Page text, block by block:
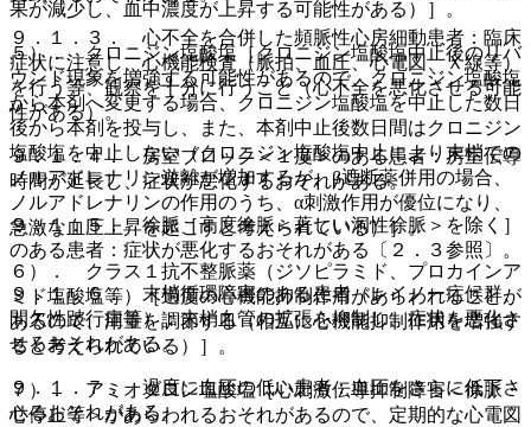
果が減少し、血中濃度が上昇する可能性がある）］。
５）． クロニジン塩酸塩［クロニジン塩酸塩中止後のリバ
ウンド現象を増強する可能性があるので、クロニジン塩酸塩
から本剤へ変更する場合、クロニジン塩酸塩を中止した数日
後から本剤を投与し、また、本剤中止後数日間はクロニジン
塩酸塩を中止しない（クロニジン塩酸塩中止により末梢での
ノルアドレナリン遊離が増加するが、β遮断薬併用の場合、
ノルアドレナリンの作用のうち、α刺激作用が優位になり、
急激な血圧上昇を起こすと考えられている）］。
６）． クラス１抗不整脈薬（ジソピラミド、プロカインア
ミド塩酸塩等）［過度の心機能抑制作用があらわれることが
あるので、用量を調節する（相互に心機能抑制作用を増強す
ると考えられている）］。
７）． アミオダロン塩酸塩［心刺激伝導抑制障害＜徐脈・
心停止等＞があらわれるおそれがあるので、定期的な心電図
９．１．３． 心不全を合併した頻脈性心房細動患者：臨床
症状に注意し、心機能検査（脈拍、血圧、心電図、Ｘ線等）
を行う等、観察を十分に行うこと（心不全を悪化させる可能
性がある）。
９．１．４． 房室ブロック＜１度＞のある患者：房室伝導
時間が延長し、症状が悪化するおそれがある。
９．１．５． 徐脈［高度徐脈＜著しい洞性徐脈＞を除く］
のある患者：症状が悪化するおそれがある〔２．３参照〕。
９．１．６． 末梢循環障害のある患者（レイノー症候群、
間欠性跛行症等）：末梢血管の拡張を抑制し、症状を悪化さ
せるおそれがある。
９．１．７． 過度に血圧の低い患者：血圧をさらに低下さ
せるおそれがある。